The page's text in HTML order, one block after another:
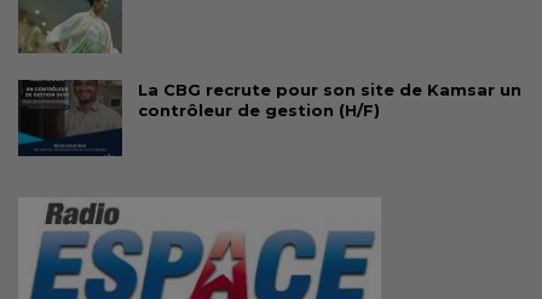
La CBG recrute pour son site de Kamsar un
contrôleur de gestion (H/F)